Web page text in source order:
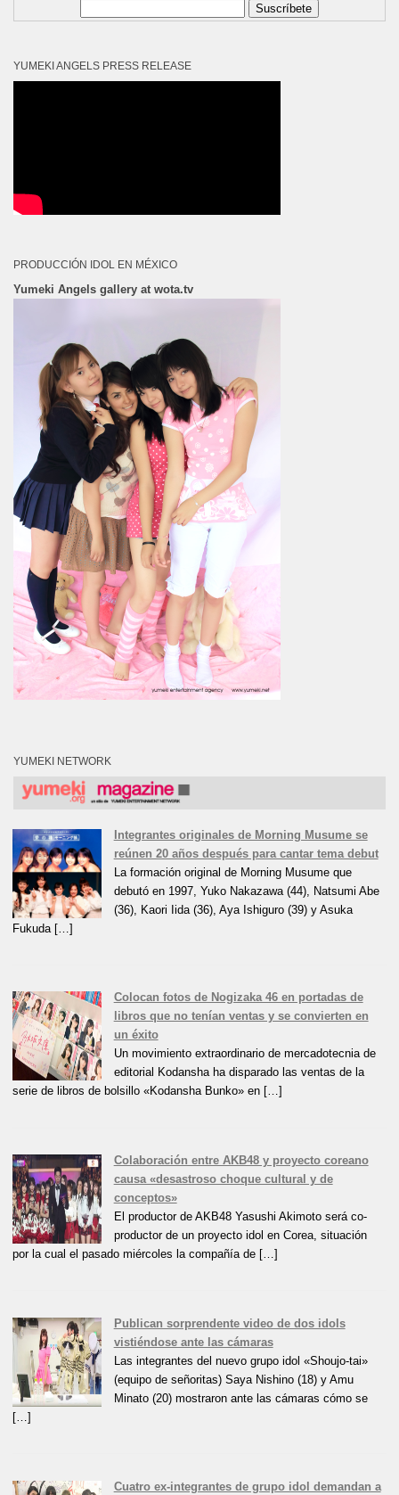
Suscríbete
YUMEKI ANGELS PRESS RELEASE
PRODUCCIÓN IDOL EN MÉXICO
Yumeki Angels gallery at wota.tv
YUMEKI NETWORK
Integrantes originales de Morning Musume se
reúnen 20 años después para cantar tema debut
La formación original de Morning Musume que
debutó en 1997, Yuko Nakazawa (44), Natsumi Abe
(36), Kaori Iida (36), Aya Ishiguro (39) y Asuka
Fukuda […]
Colocan fotos de Nogizaka 46 en portadas de
libros que no tenían ventas y se convierten en
un éxito
Un movimiento extraordinario de mercadotecnia de
editorial Kodansha ha disparado las ventas de la
serie de libros de bolsillo «Kodansha Bunko» en […]
Colaboración entre AKB48 y proyecto coreano
causa «desastroso choque cultural y de
conceptos»
El productor de AKB48 Yasushi Akimoto será co-
productor de un proyecto idol en Corea, situación
por la cual el pasado miércoles la compañía de […]
Publican sorprendente video de dos idols
vistiéndose ante las cámaras
Las integrantes del nuevo grupo idol «Shoujo-tai»
(equipo de señoritas) Saya Nishino (18) y Amu
Minato (20) mostraron ante las cámaras cómo se
[…]
Cuatro ex-integrantes de grupo idol demandan a